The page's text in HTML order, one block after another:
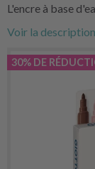
L'encre à base
Voir la
30% DE